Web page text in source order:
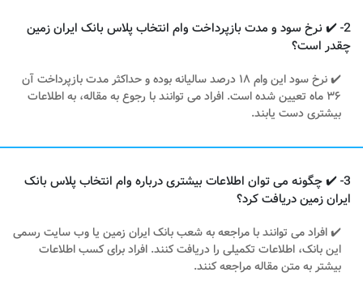
2- ✔️ نرخ سود و مدت بازپرداخت وام انتخاب پلاس بانک ایران زمین
چقدر است؟
✔️ نرخ سود این وام ۱۸ درصد سالیانه بوده و حداکثر مدت بازپرداخت آن
۳۶ ماه تعیین شده است. افراد می توانند با رجوع به مقاله، به اطلاعات
بیشتری دست یابند.
3- ✔️ چگونه می توان اطلاعات بیشتری درباره وام انتخاب پلاس بانک
ایران زمین دریافت کرد؟
✔️ افراد می توانند با مراجعه به شعب بانک ایران زمین یا وب سایت رسمی
این بانک، اطلاعات تکمیلی را دریافت کنند. افراد برای کسب اطلاعات
بیشتر به متن مقاله مراجعه کنند.